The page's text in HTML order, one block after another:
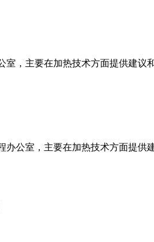
室，主要在加热技术方面提供建议
办公室，主要在加热技术方面提供